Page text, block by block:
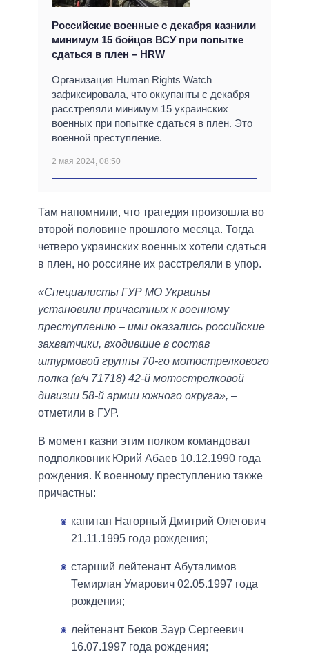
Российские военные с декабря казнили
минимум 15 бойцов ВСУ при попытке
сдаться в плен – HRW
Организация Human Rights Watch
зафиксировала, что оккупанты с декабря
расстреляли минимум 15 украинских
военных при попытке сдаться в плен. Это
военной преступление.
2 мая 2024, 08:50
Там напомнили, что трагедия произошла во
второй половине прошлого месяца. Тогда
четверо украинских военных хотели сдаться
в плен, но россияне их расстреляли в упор.
«Специалисты ГУР МО Украины
установили причастных к военному
преступлению – ими оказались российские
захватчики, входившие в состав
штурмовой группы 70-го мотострелкового
полка (в/ч 71718) 42-й мотострелковой
дивизии 58-й армии южного округа», –
отметили в ГУР.
В момент казни этим полком командовал
подполковник Юрий Абаев 10.12.1990 года
рождения. К военному преступлению также
причастны:
капитан Нагорный Дмитрий Олегович
21.11.1995 года рождения;
старший лейтенант Абуталимов
Темирлан Умарович 02.05.1997 года
рождения;
лейтенант Беков Заур Сергеевич
16.07.1997 года рождения;